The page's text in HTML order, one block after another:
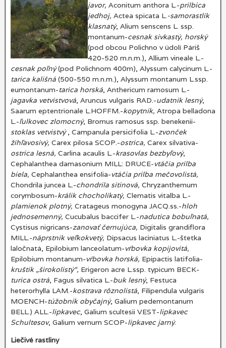
javor, Aconitum anthora L.-prilbica
jedhoj, Actea spicata L.-samorastlík
klasnatý, Alium senscens L. ssp.
montanum-cesnak sivkastý, horský
(pod obcou Polichno v údolí Páriš
420-520 m.n.m.), Allium vineale L.-
cesnak poľný(pod Polichnom 400m), Alyssum calycinum L.-
tarica kališná (500-550 m.n.m.), Alyssum montanum L.ssp.
eumontanum-tarica horská, Anthericum ramosum L.-
jagavka vetvistvová, Aruncus vulgaris RAD.-udatník lesný,
Saarum eptentrionale L.HOFFM.-kopytník, Atropa belladona
L.-ľulkovec zlomocný, Bromus ramosus ssp. benekenii-
stoklas vetvistvý, Campanula persicifolia L.-zvonček
žihľavosivý, Carex pilosa SCOP.-ostrica, Carex silvativa-
ostrica lesná, Carlina acaulis L.-krasovlas bezbyľový,
Cephalanthea damasonium MILL: DRUCE-vtáčia prilba
biela, Cephalanthea ensifolia-vtáčia prilba mečovolistá,
Chondrila juncea L.-chondrila sitinová, Chryzanthemum
corymbosum-králik chocholíkatý, Clematis vitalba L.-
plamienok plotný, Cratageus monogyna JACQ.ss.-hloh
jednosemenný, Cucubalus baccifer L.-nadutica bobuľnatá,
Cystisus nigricans-zanovať černujúca, Digitalis grandiflora
MILL.-náprstník veľkokvetý, Dipsacus laciniatus L.-štetka
laločnatá, Epilobium lanceolatum-vŕbovka kopijovitá,
Epilobium montanum-vŕbovka horská, Epipactis latifolia-
kruštik „širokolistý“, Erigeron acre L.ssp. typicum BECK-
turica ostrá, Fagus silvatica L.-buk lesný, Festuca
heterorhylla LAM.-kostrava rôznolistá, Filipendula vulgaris
MOENCH-túžobník obyčajný, Galium pedemontanum
BELL.) ALL.-lipkavec, Galium scultesii VEST-lipkavec
Schultesov, Galium vernum SCOP-lipkavec jarný.
Liečivé rastliny